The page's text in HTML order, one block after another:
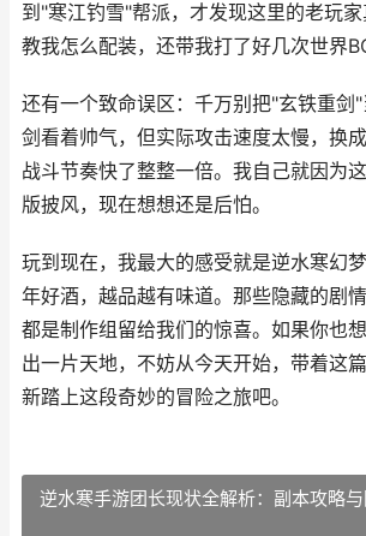
到"寒江钓雪"帮派，才发现这里的老玩
教我怎么配装，还带我打了好几次世界
还有一个致命误区：千万别把"玄铁重剑
剑看着帅气，但实际攻击速度太慢，换
战斗节奏快了整整一倍。我自己就因为
版披风，现在想想还是后怕。
玩到现在，我最大的感受就是逆水寒幻
年好酒，越品越有味道。那些隐藏的剧情
都是制作组留给我们的惊喜。如果你也
出一片天地，不妨从今天开始，带着这
新踏上这段奇妙的冒险之旅吧。
逆水寒手游团长现状全解析：副本攻略